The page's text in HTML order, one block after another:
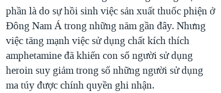
phần là do sự hồi sinh việc sản xuất thuốc phiện ở
Đông Nam Á trong những năm gần đây. Nhưng
việc tăng mạnh việc sử dụng chất kích thích
amphetamine đã khiến con số người sử dụng
heroin suy giảm trong số những người sử dụng
ma túy được chính quyền ghi nhận.